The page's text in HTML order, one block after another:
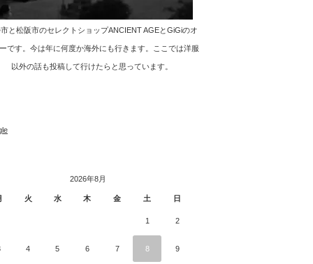
と松阪市のセレクトショップANCIENT AGEとGiGiのオ
です。今は年に何度か海外にも行きます。ここでは洋服
以外の話も投稿して行けたらと思っています。
2026年8月
火 水 木 金 土 日
1 2
4 5 6 7 8 9